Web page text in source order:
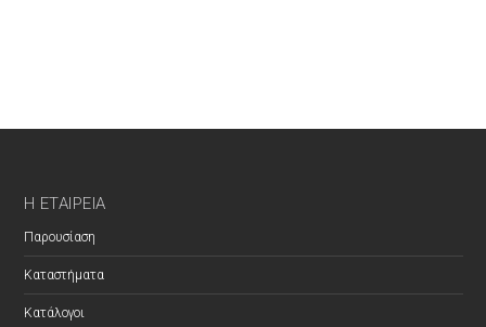
Η ΕΤΑΙΡΕΊΑ
Παρουσίαση
Καταστήματα
Κατάλογοι